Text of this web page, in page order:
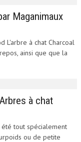
Maganimaux
L'arbre à chat Charcoal
ainsi que que la
à chat
tout spécialement
ou de petite